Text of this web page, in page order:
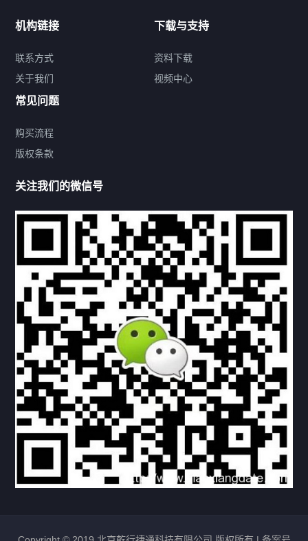
联系方式
热门标签
机构链接
联系方式 关于我们
下载与支持
资料下载 视频中心
常见问题
购买流程 版权条款
北京乾行捷通荣获阿里巴巴国际站多项年度荣誉，持续引
领ICT与AI行业发展
2025/12/22 525 新闻中心 信创服务器国产服务器
机构链接
联系方式
关于我们
下载与支持
资料下载
视频中心
常见问题
购买流程
版权条款
关注我们的微信号